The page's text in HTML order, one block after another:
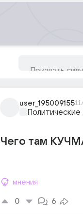
user_195009155
Чего там
мнения
0 6